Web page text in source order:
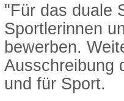
"Für das duale
Sportlerinnen
bewerben.
Ausschreibung
und für Sport.